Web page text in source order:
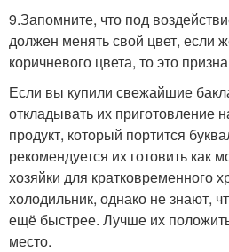
9.Запомните, что под
должен менять свой цвет, если
коричневого цвета, то это
Если вы купили свежайшие
откладывать их приготовление
продукт, который портится
рекомендуется их готовить как
хозяйки для кратковременного
холодильник, однако не знают,
ещё быстрее. Лучше их
место.